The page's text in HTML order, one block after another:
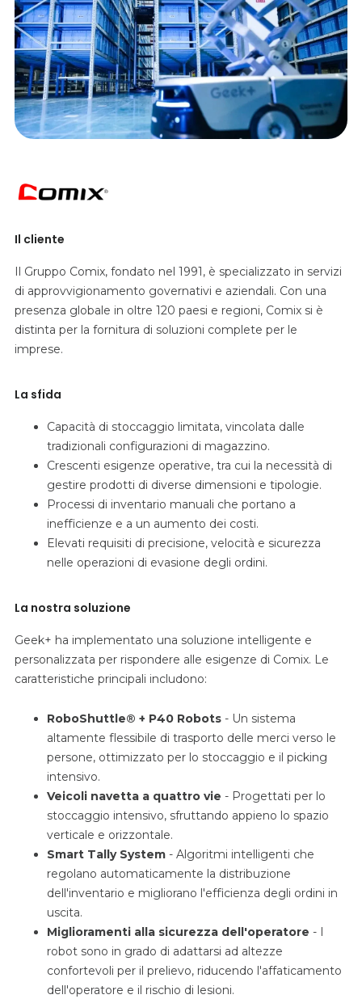
Il cliente
Il Gruppo Comix, fondato nel 1991, è specializzato in servizi
di approvvigionamento governativi e aziendali. Con una
presenza globale in oltre 120 paesi e regioni, Comix si è
distinta per la fornitura di soluzioni complete per le
imprese.
La sfida
Capacità di stoccaggio limitata, vincolata dalle
tradizionali configurazioni di magazzino.
Crescenti esigenze operative, tra cui la necessità di
gestire prodotti di diverse dimensioni e tipologie.
Processi di inventario manuali che portano a
inefficienze e a un aumento dei costi.
Elevati requisiti di precisione, velocità e sicurezza
nelle operazioni di evasione degli ordini.
La nostra soluzione
Geek+ ha implementato una soluzione intelligente e
personalizzata per rispondere alle esigenze di Comix. Le
caratteristiche principali includono:
RoboShuttle® + P40 Robots - Un sistema
altamente flessibile di trasporto delle merci verso le
persone, ottimizzato per lo stoccaggio e il picking
intensivo.
Veicoli navetta a quattro vie - Progettati per lo
stoccaggio intensivo, sfruttando appieno lo spazio
verticale e orizzontale.
Smart Tally System - Algoritmi intelligenti che
regolano automaticamente la distribuzione
dell'inventario e migliorano l'efficienza degli ordini in
uscita.
Miglioramenti alla sicurezza dell'operatore - I
robot sono in grado di adattarsi ad altezze
confortevoli per il prelievo, riducendo l'affaticamento
dell'operatore e il rischio di lesioni.